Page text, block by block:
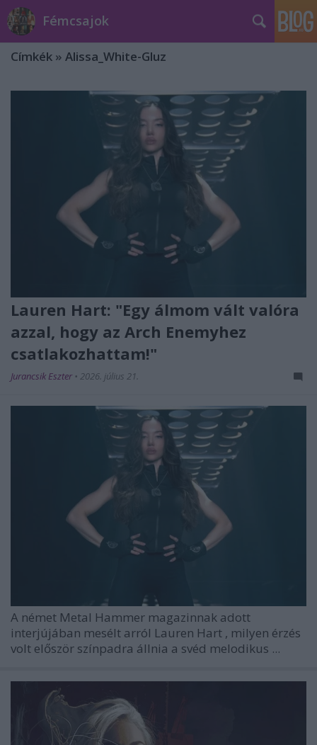
Fémcsajok
Címkék » Alissa_White-Gluz
Lauren Hart: "Egy álmom vált valóra
azzal, hogy az Arch Enemyhez
csatlakozhattam!"
Jurancsik Eszter • 2026. július 21.
A német Metal Hammer magazinnak adott
interjújában mesélt arról Lauren Hart , milyen érzés
volt először színpadra állnia a svéd melodikus ...